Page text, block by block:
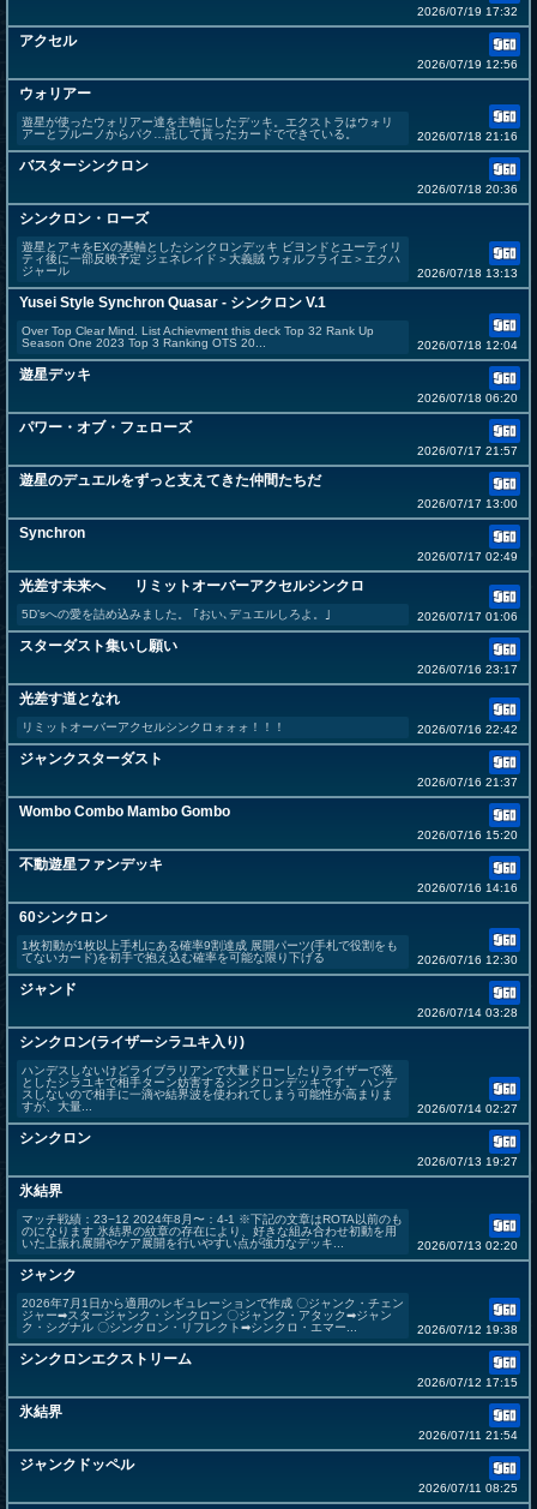
2026/07/19 17:32
アクセル
2026/07/19 12:56
ウォリアー
遊星が使ったウォリアー達を主軸にしたデッキ。エクストラはウォリ
アーとブルーノからパク…託して貰ったカードでできている。
2026/07/18 21:16
バスターシンクロン
2026/07/18 20:36
シンクロン・ローズ
遊星とアキをEXの基軸としたシンクロンデッキ ビヨンドとユーティリ
ティ後に一部反映予定 ジェネレイド＞大義賊 ウォルフライエ＞エクハ
ジャール
2026/07/18 13:13
Yusei Style Synchron Quasar - シンクロン V.1
Over Top Clear Mind. List Achievment this deck Top 32 Rank Up
Season One 2023 Top 3 Ranking OTS 20...
2026/07/18 12:04
遊星デッキ
2026/07/18 06:20
パワー・オブ・フェローズ
2026/07/17 21:57
遊星のデュエルをずっと支えてきた仲間たちだ
2026/07/17 13:00
Synchron
2026/07/17 02:49
光差す未来へ リミットオーバーアクセルシンクロ
5D’sへの愛を詰め込みました。 ｢おい､デュエルしろよ。｣ 2026/07/17 01:06
スターダスト集いし願い
2026/07/16 23:17
光差す道となれ
リミットオーバーアクセルシンクロォォォ！！！ 2026/07/16 22:42
ジャンクスターダスト
2026/07/16 21:37
Wombo Combo Mambo Gombo
2026/07/16 15:20
不動遊星ファンデッキ
2026/07/16 14:16
60シンクロン
1枚初動が1枚以上手札にある確率9割達成 展開パーツ(手札で役割をも
てないカード)を初手で抱え込む確率を可能な限り下げる
2026/07/16 12:30
ジャンド
2026/07/14 03:28
シンクロン(ライザーシラユキ入り)
ハンデスしないけどライブラリアンで大量ドローしたりライザーで落
としたシラユキで相手ターン妨害するシンクロンデッキです。 ハンデ
スしないので相手に一滴や結界波を使われてしまう可能性が高まりま
すが、大量...
2026/07/14 02:27
シンクロン
2026/07/13 19:27
氷結界
マッチ戦績：23−12 2024年8月〜：4-1 ※下記の文章はROTA以前のも
のになります 氷結界の紋章の存在により、好きな組み合わせ初動を用
いた上振れ展開やケア展開を行いやすい点が強力なデッキ...
2026/07/13 02:20
ジャンク
2026年7月1日から適用のレギュレーションで作成 〇ジャンク・チェン
ジャー➡スタージャンク・シンクロン 〇ジャンク・アタック➡ジャン
ク・シグナル 〇シンクロン・リフレクト➡シンクロ・エマー...
2026/07/12 19:38
シンクロンエクストリーム
2026/07/12 17:15
氷結界
2026/07/11 21:54
ジャンクドッペル
2026/07/11 08:25